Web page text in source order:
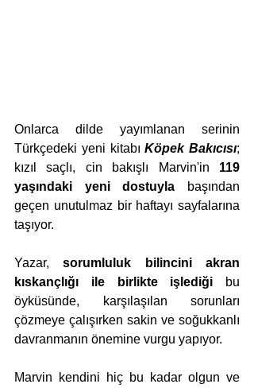
Onlarca dilde yayımlanan serinin
Türkçedeki yeni kitabı Köpek Bakıcısı;
kızıl saçlı, cin bakışlı Marvin'in 119
yaşındaki yeni dostuyla
başından
geçen unutulmaz bir haftayı sayfalarına
taşıyor.
Yazar, sorumluluk bilincini akran
kıskançlığı ile birlikte işlediği bu
öyküsünde, karşılaşılan sorunları
çözmeye çalışırken sakin ve soğukkanlı
davranmanın önemine vurgu yapıyor.
Marvin kendini hiç bu kadar olgun ve